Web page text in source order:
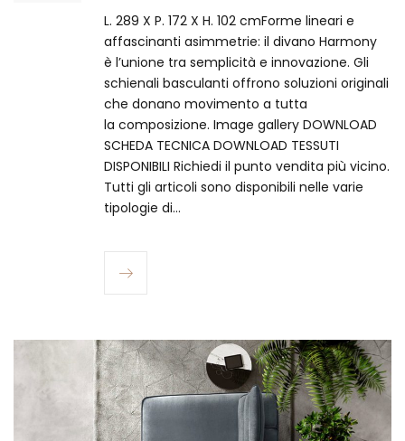
L. 289 X P. 172 X H. 102 cmForme lineari e
affascinanti asimmetrie: il divano Harmony
è l’unione tra semplicità e innovazione. Gli
schienali basculanti offrono soluzioni originali
che donano movimento a tutta
la composizione. Image gallery DOWNLOAD
SCHEDA TECNICA DOWNLOAD TESSUTI
DISPONIBILI Richiedi il punto vendita più vicino.​
Tutti gli articoli sono disponibili nelle varie
tipologie di…